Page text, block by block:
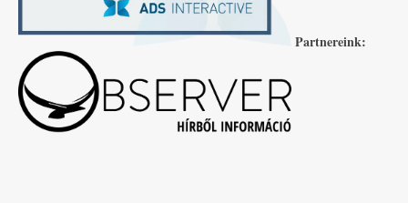
Partnereink: